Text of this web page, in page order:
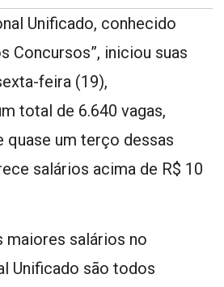
Unificado, conhecido
Concursos”, iniciou suas
feira (19),
total de 6.640 vagas,
quase um terço dessas
salários acima de R$ 10
maiores salários no
Unificado são todos